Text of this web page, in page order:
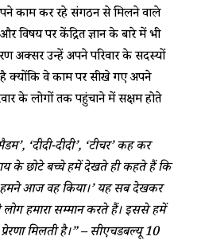
काम कर रहे संगठन से मिलने वाले
विषय पर केंद्रित ज्ञान के बारे में भी
अक्सर उन्हें अपने परिवार के सदस्यों
क्योंकि वे काम पर सीखे गए अपने
के लोगों तक पहुंचाने में सक्षम होते
‘दीदी-दीदी’, ‘टीचर’ कह कर
के छोटे बच्चे हमें देखते ही कहते हैं कि
आज वह किया।’ यह सब देखकर
हमारा सम्मान करते हैं। इससे हमें
मिलती है।” – सीएचडबल्यू 10